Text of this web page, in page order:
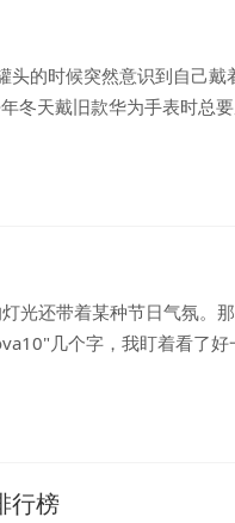
头的时候突然意识到自己戴
冬天戴旧款华为手表时总
光还带着某种节日气氛。
几个字，我盯着看了好
行榜